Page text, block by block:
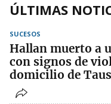
ÚLTIMAS
SUCESOS
Hallan muerto a
con signos de
domicilio de